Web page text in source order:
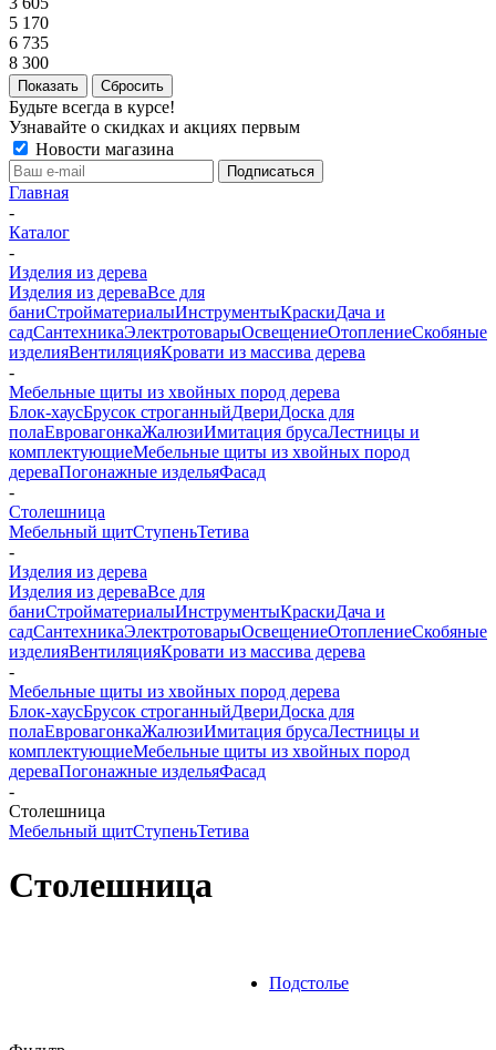
5 170
6 735
8 300
Показать Сбросить
Будьте всегда в курсе!
Узнавайте о скидках и акциях первым
Новости магазина
Главная
-
Каталог
-
Изделия из дерева
Изделия из дереваВсе для
баниСтройматериалыИнструментыКраскиДача и
садСантехникаЭлектротоварыОсвещениеОтоплениеСкобяные
изделияВентиляцияКровати из массива дерева
-
Мебельные щиты из хвойных пород дерева
Блок-хаусБрусок строганныйДвериДоска для
полаЕвровагонкаЖалюзиИмитация брусаЛестницы и
комплектующиеМебельные щиты из хвойных пород
дереваПогонажные издельяФасад
-
Столешница
Мебельный щитСтупеньТетива
-
Изделия из дерева
Изделия из дереваВсе для
баниСтройматериалыИнструментыКраскиДача и
садСантехникаЭлектротоварыОсвещениеОтоплениеСкобяные
изделияВентиляцияКровати из массива дерева
-
Мебельные щиты из хвойных пород дерева
Блок-хаусБрусок строганныйДвериДоска для
полаЕвровагонкаЖалюзиИмитация брусаЛестницы и
комплектующиеМебельные щиты из хвойных пород
дереваПогонажные издельяФасад
-
Столешница
Мебельный щитСтупеньТетива
Столешница
Подстолье